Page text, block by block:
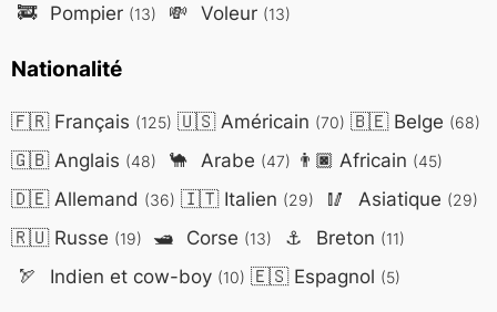
🚒 Pompier (13) 💸 Voleur (13)
Nationalité
🇫🇷Français (125) 🇺🇸Américain (70) 🇧🇪Belge (68)
🇬🇧Anglais (48) 🐪 Arabe (47) 👨🏿 Africain (45)
🇩🇪Allemand (36) 🇮🇹Italien (29) 🥢 Asiatique (29)
🇷🇺Russe (19) 🛥️ Corse (13) ⚓ Breton (11)
🏹 Indien et cow-boy (10) 🇪🇸Espagnol (5)